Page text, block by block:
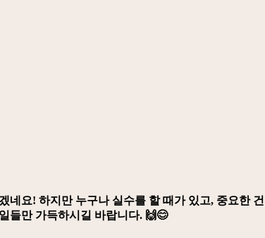
네요! 하지만 누구나 실수를 할 때가 있고, 중요한
들만 가득하시길 바랍니다. 🙌😊